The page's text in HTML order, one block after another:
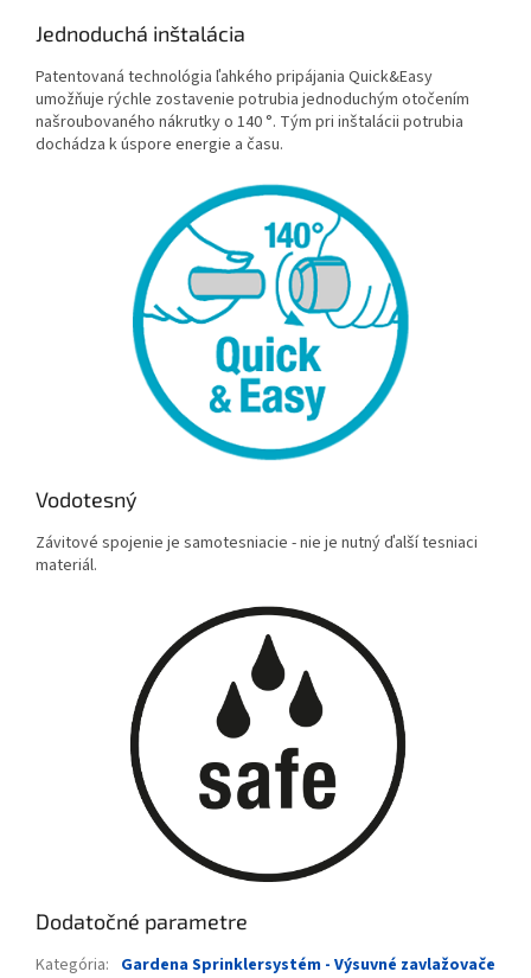
Jednoduchá inštalácia
Patentovaná technológia ľahkého pripájania Quick&Easy
umožňuje rýchle zostavenie potrubia jednoduchým otočením
našroubovaného nákrutky o 140 °. Tým pri inštalácii potrubia
dochádza k úspore energie a času.
Vodotesný
Závitové spojenie je samotesniacie - nie je nutný ďalší tesniaci
materiál.
Dodatočné parametre
Kategória: Gardena Sprinklersystém - Výsuvné zavlažovače